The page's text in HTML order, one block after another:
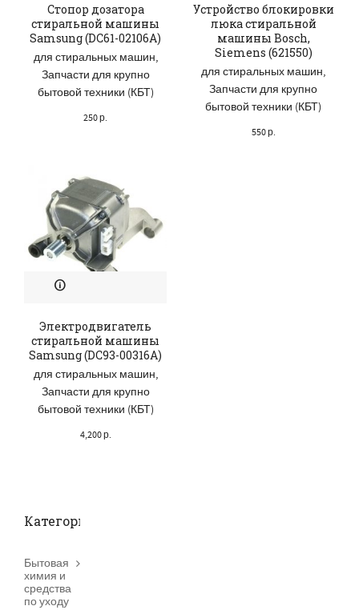
Стопор дозатора
стиральной машины
Samsung (DC61-02106A)
для стиральных машин,
Запчасти для крупно
бытовой техники (КБТ)
250р.
Устройство блокировки
люка стиральной
машины Bosch,
Siemens (621550)
для стиральных машин,
Запчасти для крупно
бытовой техники (КБТ)
550р.
Электродвигатель
стиральной машины
Samsung (DC93-00316A)
для стиральных машин,
Запчасти для крупно
бытовой техники (КБТ)
4,200р.
Категории товаров
Бытовая
химия и
средства
по уходу